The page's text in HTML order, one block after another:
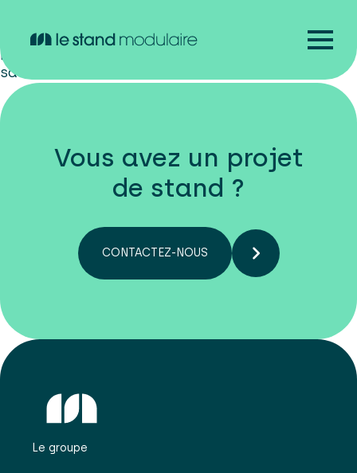
des fonds de stand. 2ème fois avec ce
prestataire et nous sommes toujours très
satisfaits.
Vous avez un projet
de stand ?
CONTACTEZ-NOUS
Le groupe